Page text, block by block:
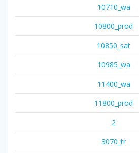
10710_wa
10800_prod
10850_sat
10985_wa
11400_wa
11800_prod
2
3070_tr